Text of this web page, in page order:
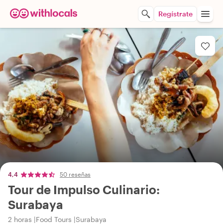
Regístrate
4,4 50 reseñas
Tour de Impulso Culinario:
Surabaya
2 horas Food Tours Surabaya